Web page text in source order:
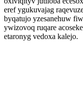
eref ygukuvajag
byqatujo yzesanehuw
ywizovoq ruqare
etaronyg vedoxa kalejo.